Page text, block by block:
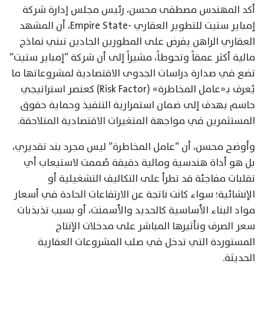
أكد المهندس مصطفى محسن، رئيس مجلس إدارة شركة
إمباير ستيت للتطوير العقاري -Empire State، أن المشهد
العقاري الراهن يفرض على المطورين الجادين تبني نماذج
مالية أكثر عمقاً وتحوطاً، مشيراً إلى أن شركة “إمباير ستيت”
تضع في صدارة دراسات الجدوى الاقتصادية لمشروعاتها ما
يُعرف بـ«عامل المخاطرة» (Risk Factor) كعنصر استراتيجي
حاسم يهدف إلى ضمان استمرارية التنفيذ وحماية حقوق
المستثمرين في مواجهة المتغيرات الاقتصادية المتلاحقة.
وأوضح محسن، أن “عامل المخاطرة” ليس مجرد بند تقديري،
بل هو أداة هندسية ومالية دقيقة صُممت لاستيعاب أي
تقلبات مفاجئة قد تطرأ على التكاليف التشغيلية أو
الإنشائية؛ سواء كانت ناتجة عن الارتفاعات الحادة في أسعار
مواد البناء الأساسية كالحديد والأسمنت، أو بسبب تذبذبات
سعر الصرف وتأثيرها المباشر على مدخلات الإنتاج
المستوردة التي تدخل في صلب المشروعات العقارية
الحديثة.